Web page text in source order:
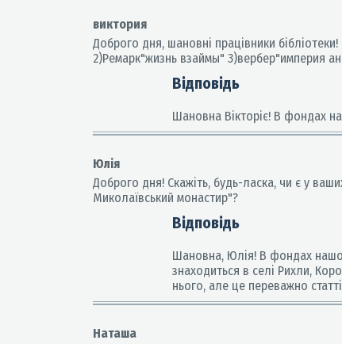
виктория
Доброго дня, шановні працівники
2)Ремарк"жизнь взаймы" 3)вербер"империя
Відповідь
Шановна Вікторіє! В фондах
Юлія
Доброго дня! Скажіть, будь-ласка, чи є у
Миколаївський монастир"?
Відповідь
Шановна, Юлія! В фондах
знаходиться в селі Рихли,
нього, але це переважно
Наташа